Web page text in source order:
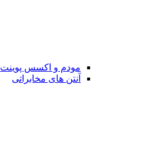
مودم و اکسس پوینت
آنتن های مخابراتی